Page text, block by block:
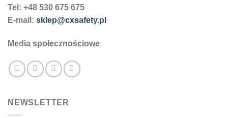
Tel: +48 530 675 675
E-mail: sklep@cxsafety.pl
Media społecznościowe
NEWSLETTER